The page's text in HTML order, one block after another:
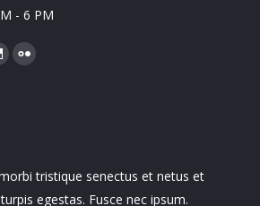
- 6 PM
Flickr
window
tristique senectus et netus et
egestas. Fusce nec ipsum.